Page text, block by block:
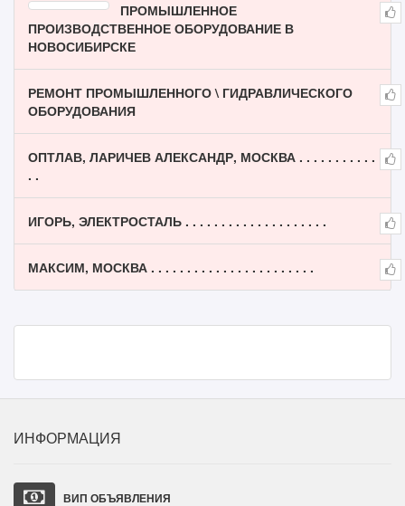
ПРОМЫШЛЕННОЕ
ПРОИЗВОДСТВЕННОЕ ОБОРУДОВАНИЕ В
НОВОСИБИРСКЕ
РЕМОНТ ПРОМЫШЛЕННОГО \ ГИДРАВЛИЧЕСКОГО
ОБОРУДОВАНИЯ
ОПТЛАВ, ЛАРИЧЕВ АЛЕКСАНДР, МОСКВА . . . . . . . . . . .
. .
ИГОРЬ, ЭЛЕКТРОСТАЛЬ . . . . . . . . . . . . . . . . . . . .
МАКСИМ, МОСКВА . . . . . . . . . . . . . . . . . . . . . . .
ИНФОРМАЦИЯ
ВИП ОБЪЯВЛЕНИЯ